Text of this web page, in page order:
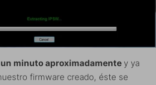
minuto aproximadamente y ya
firmware creado, éste se